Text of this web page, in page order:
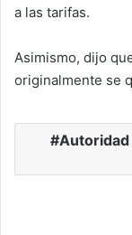
a las tarifas.
Asimismo, dijo
originalmente se